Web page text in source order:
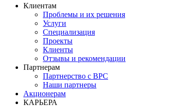
Клиентам
Проблемы и их решения
Услуги
Специализация
Проекты
Клиенты
Отзывы и рекомендации
Партнерам
Партнерство с BPC
Наши партнеры
Акционерам
КАРЬЕРА